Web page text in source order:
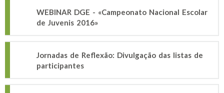
WEBINAR DGE - «Campeonato Nacional Escolar
de Juvenis 2016»
Jornadas de Reflexão: Divulgação das listas de
participantes